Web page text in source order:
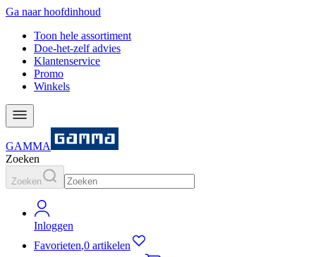
Ga naar hoofdinhoud
Toon hele assortiment
Doe-het-zelf advies
Klantenservice
Promo
Winkels
GAMMA
Zoeken
Zoeken
Inloggen
Favorieten,0 artikelen